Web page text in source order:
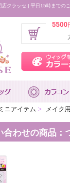
店クラッセ | 平日15時までの
5500
ミニアイテム > メイク
合わせの商品：